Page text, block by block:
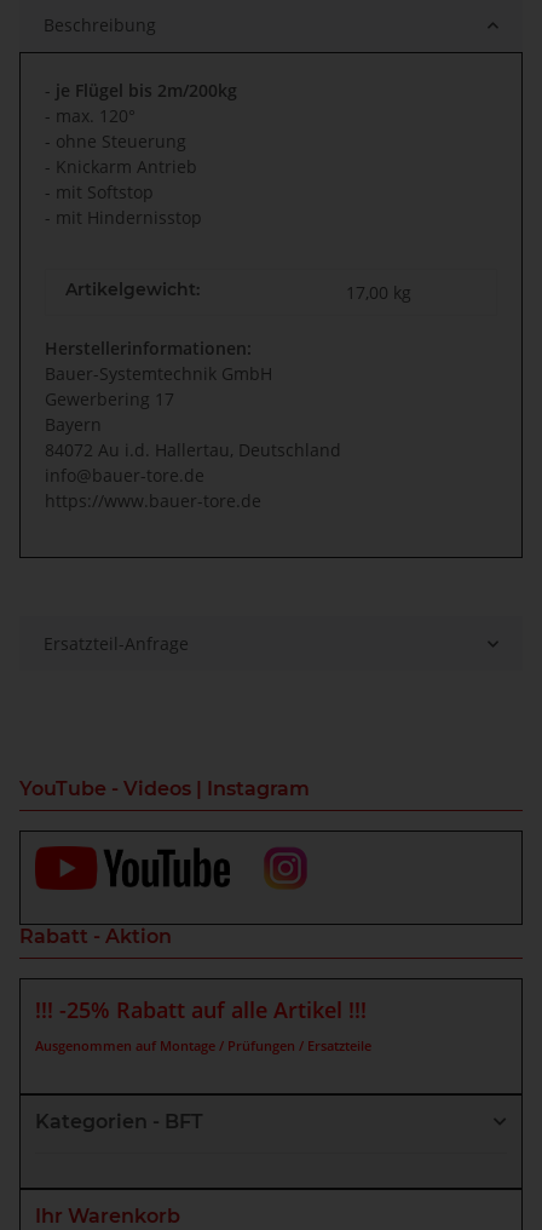
Beschreibung
- je Flügel bis 2m/200kg
- max. 120°
- ohne Steuerung
- Knickarm Antrieb
- mit Softstop
- mit Hindernisstop
Artikelgewicht: 17,00 kg
Herstellerinformationen:
Bauer-Systemtechnik GmbH
Gewerbering 17
Bayern
84072 Au i.d. Hallertau, Deutschland
info@bauer-tore.de
https://www.bauer-tore.de
Ersatzteil-Anfrage
YouTube - Videos | Instagram
Rabatt - Aktion
!!! -25% Rabatt auf alle Artikel !!!
Ausgenommen auf Montage / Prüfungen / Ersatzteile
Kategorien - BFT
Ihr Warenkorb